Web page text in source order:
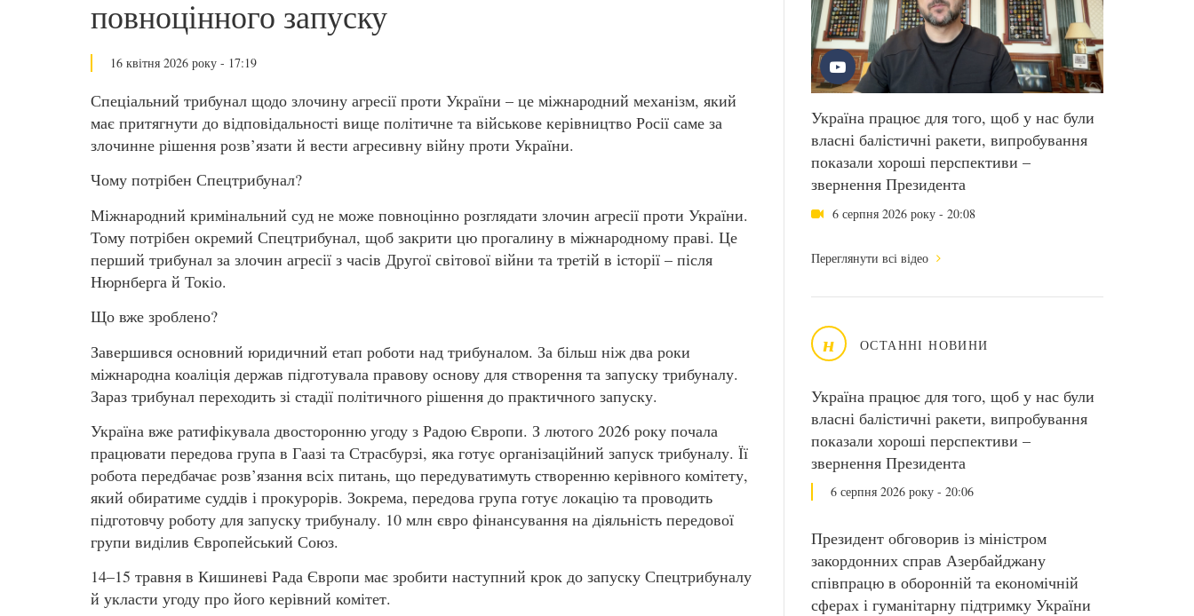
Україна працює для того, щоб у нас були
власні балістичні ракети, випробування
показали хороші перспективи –
звернення Президента
6 серпня 2026 року - 20:08
Переглянути всі відео
н ОСТАННІ НОВИНИ
Україна працює для того, щоб у нас були
власні балістичні ракети, випробування
показали хороші перспективи –
звернення Президента
6 серпня 2026 року - 20:06
Президент обговорив із міністром
закордонних справ Азербайджану
співпрацю в оборонній та економічній
сферах і гуманітарну підтримку України
повноцінного запуску
16 квітня 2026 року - 17:19
Спеціальний трибунал щодо злочину агресії проти України – це міжнародний механізм, який
має притягнути до відповідальності вище політичне та військове керівництво Росії саме за
злочинне рішення розв’язати й вести агресивну війну проти України.
Чому потрібен Спецтрибунал?
Міжнародний кримінальний суд не може повноцінно розглядати злочин агресії проти України.
Тому потрібен окремий Спецтрибунал, щоб закрити цю прогалину в міжнародному праві. Це
перший трибунал за злочин агресії з часів Другої світової війни та третій в історії – після
Нюрнберга й Токіо.
Що вже зроблено?
Завершився основний юридичний етап роботи над трибуналом. За більш ніж два роки
міжнародна коаліція держав підготувала правову основу для створення та запуску трибуналу.
Зараз трибунал переходить зі стадії політичного рішення до практичного запуску.
Україна вже ратифікувала двосторонню угоду з Радою Європи. З лютого 2026 року почала
працювати передова група в Гаазі та Страсбурзі, яка готує організаційний запуск трибуналу. Її
робота передбачає розв’язання всіх питань, що передуватимуть створенню керівного комітету,
який обиратиме суддів і прокурорів. Зокрема, передова група готує локацію та проводить
підготовчу роботу для запуску трибуналу. 10 млн євро фінансування на діяльність передової
групи виділив Європейський Союз.
14–15 травня в Кишиневі Рада Європи має зробити наступний крок до запуску Спецтрибуналу
й укласти угоду про його керівний комітет.